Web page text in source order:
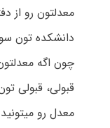
معدلتون رو از
دانشکده تون
چون اگه
قبولی، قبولی
معدل رو